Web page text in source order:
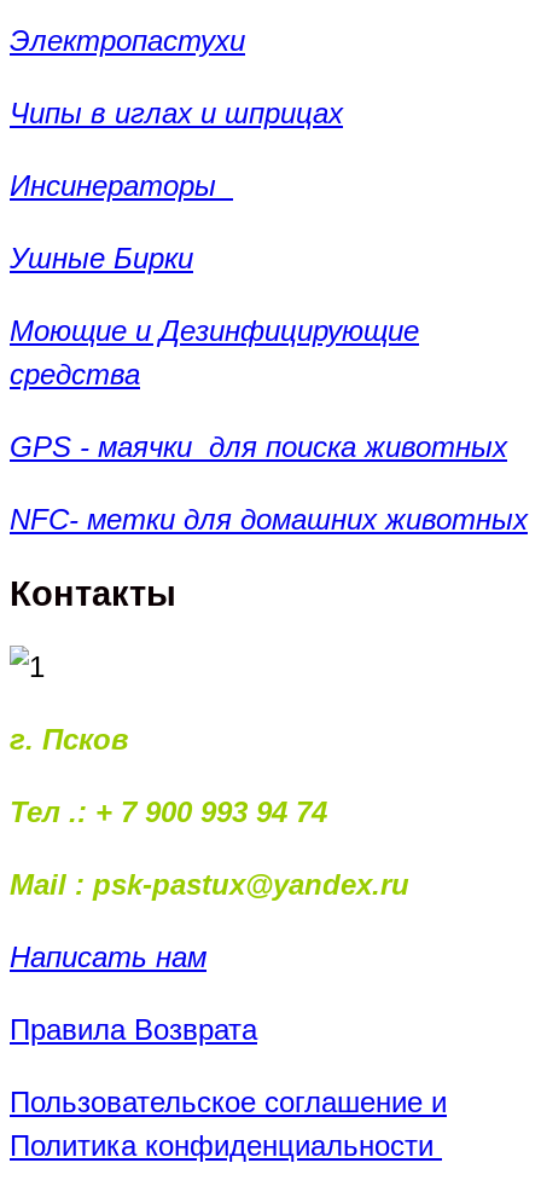
Электропастухи
Чипы в иглах и шприцах
Инсинераторы
Ушные Бирки
Моющие и Дезинфицирующие
средства
GPS - маячки для поиска животных
NFC- метки для домашних животных
Контакты
г. Псков
Тел .: + 7 900 993 94 74
Mail : psk-pastux@yandex.ru
Написать нам
Правила Возврата
Пользовательское соглашение и
Политика конфиденциальности